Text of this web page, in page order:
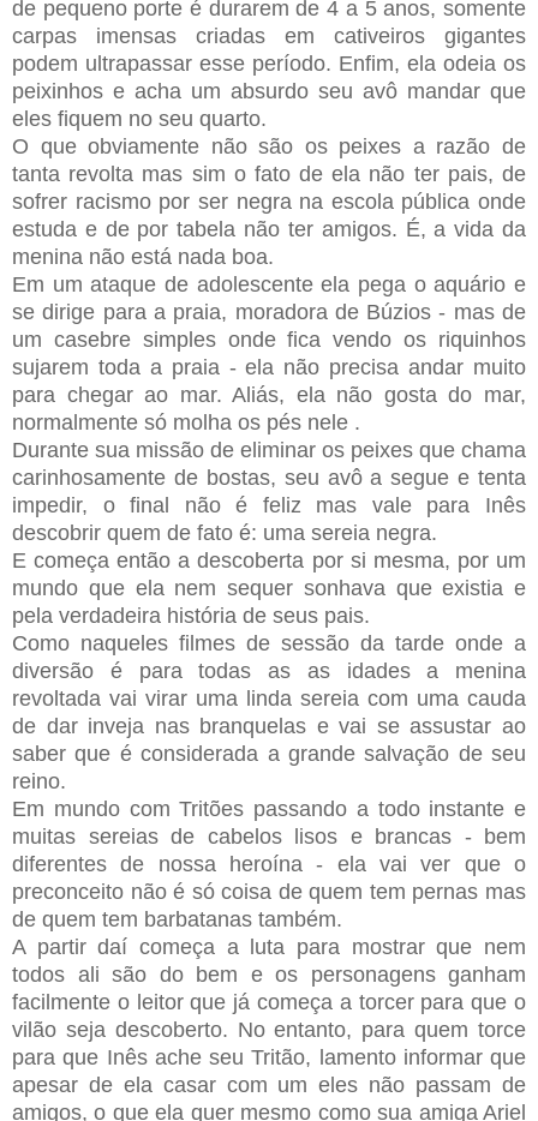
de pequeno porte é durarem de 4 a 5 anos, somente
carpas imensas criadas em cativeiros gigantes
podem ultrapassar esse período. Enfim, ela odeia os
peixinhos e acha um absurdo seu avô mandar que
eles fiquem no seu quarto.
O que obviamente não são os peixes a razão de
tanta revolta mas sim o fato de ela não ter pais, de
sofrer racismo por ser negra na escola pública onde
estuda e de por tabela não ter amigos. É, a vida da
menina não está nada boa.
Em um ataque de adolescente ela pega o aquário e
se dirige para a praia, moradora de Búzios - mas de
um casebre simples onde fica vendo os riquinhos
sujarem toda a praia - ela não precisa andar muito
para chegar ao mar. Aliás, ela não gosta do mar,
normalmente só molha os pés nele .
Durante sua missão de eliminar os peixes que chama
carinhosamente de bostas, seu avô a segue e tenta
impedir, o final não é feliz mas vale para Inês
descobrir quem de fato é: uma sereia negra.
E começa então a descoberta por si mesma, por um
mundo que ela nem sequer sonhava que existia e
pela verdadeira história de seus pais.
Como naqueles filmes de sessão da tarde onde a
diversão é para todas as as idades a menina
revoltada vai virar uma linda sereia com uma cauda
de dar inveja nas branquelas e vai se assustar ao
saber que é considerada a grande salvação de seu
reino.
Em mundo com Tritões passando a todo instante e
muitas sereias de cabelos lisos e brancas - bem
diferentes de nossa heroína - ela vai ver que o
preconceito não é só coisa de quem tem pernas mas
de quem tem barbatanas também.
A partir daí começa a luta para mostrar que nem
todos ali são do bem e os personagens ganham
facilmente o leitor que já começa a torcer para que o
vilão seja descoberto. No entanto, para quem torce
para que Inês ache seu Tritão, lamento informar que
apesar de ela casar com um eles não passam de
amigos, o que ela quer mesmo como sua amiga Ariel